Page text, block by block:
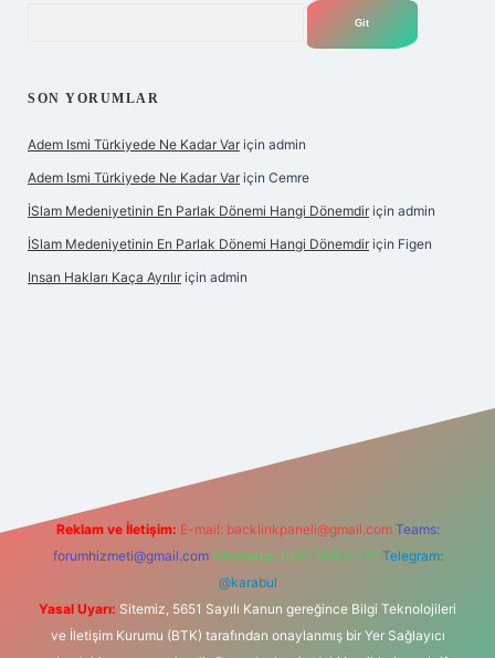
SON YORUMLAR
Adem Ismi Türkiyede Ne Kadar Var için admin
Adem Ismi Türkiyede Ne Kadar Var için Cemre
İSlam Medeniyetinin En Parlak Dönemi Hangi Dönemdir için admin
İSlam Medeniyetinin En Parlak Dönemi Hangi Dönemdir için Figen
Insan Hakları Kaça Ayrılır için admin
Reklam ve İletişim: E-mail: backlinkpaneli@gmail.com Teams:
forumhizmeti@gmail.com Whatsapp: 0262 606 0 726 Telegram:
@karabul
Yasal Uyarı: Sitemiz, 5651 Sayılı Kanun gereğince Bilgi Teknolojileri
ve İletişim Kurumu (BTK) tarafından onaylanmış bir Yer Sağlayıcı